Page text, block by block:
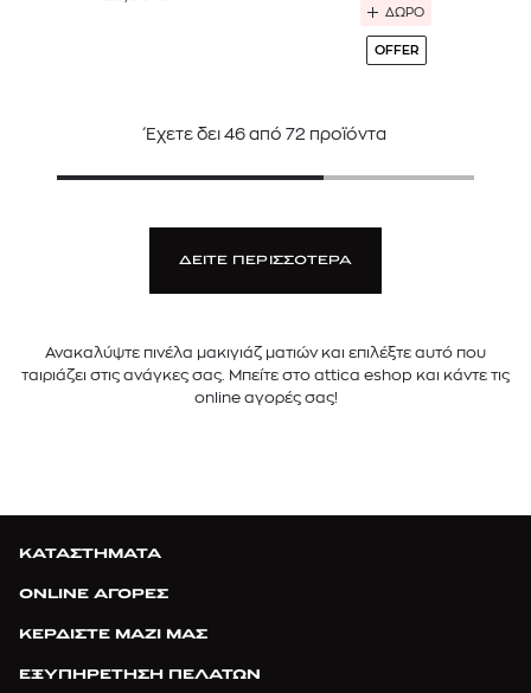
ΔΩΡΟ
OFFER
Έχετε δει 46από 72 προϊόντα
ΔΕΙΤΕ ΠΕΡΙΣΣΟΤΕΡΑ
Ανακαλύψτε πινέλα μακιγιάζ ματιών και επιλέξτε αυτό που
ταιριάζει στις ανάγκες σας. Μπείτε στο attica eshop και κάντε τις
online αγορές σας!
ΚΑΤΑΣΤΗΜΑΤΑ
ONLINE ΑΓΟΡΕΣ
ΚΕΡΔΙΣΤΕ ΜΑΖΙ ΜΑΣ
ΕΞΥΠΗΡΕΤΗΣΗ ΠΕΛΑΤΩΝ